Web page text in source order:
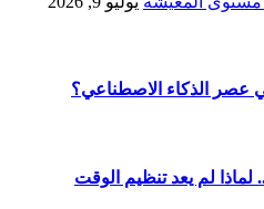
بعد موجة بيع.. وغموض
مستمر
عصر الذكاء الاصطناعي؟
لماذا لم يعد تنظيم الوقت